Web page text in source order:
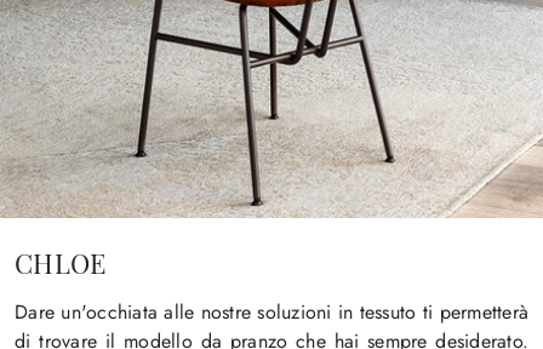
CHLOE
Dare un'occhiata alle nostre soluzioni in tessuto ti permetterà
di trovare il modello da pranzo che hai sempre desiderato.